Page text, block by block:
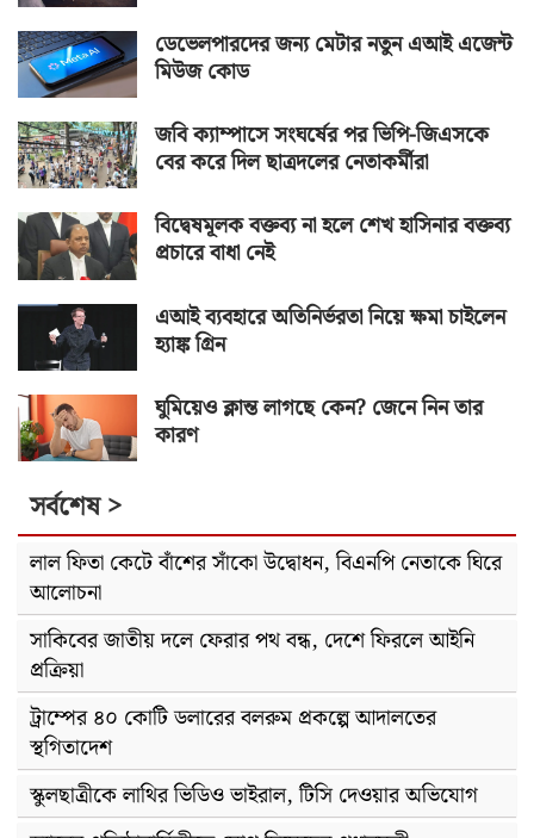
ডেভেলপারদের জন্য মেটার নতুন এআই এজেন্ট
মিউজ কোড
জবি ক্যাম্পাসে সংঘর্ষের পর ভিপি-জিএসকে
বের করে দিল ছাত্রদলের নেতাকর্মীরা
বিদ্বেষমূলক বক্তব্য না হলে শেখ হাসিনার বক্তব্য
প্রচারে বাধা নেই
এআই ব্যবহারে অতিনির্ভরতা নিয়ে ক্ষমা চাইলেন
হ্যাঙ্ক গ্রিন
ঘুমিয়েও ক্লান্ত লাগছে কেন? জেনে নিন তার
কারণ
সর্বশেষ >
লাল ফিতা কেটে বাঁশের সাঁকো উদ্বোধন, বিএনপি নেতাকে ঘিরে
আলোচনা
সাকিবের জাতীয় দলে ফেরার পথ বন্ধ, দেশে ফিরলে আইনি
প্রক্রিয়া
ট্রাম্পের ৪০ কোটি ডলারের বলরুম প্রকল্পে আদালতের
স্থগিতাদেশ
স্কুলছাত্রীকে লাথির ভিডিও ভাইরাল, টিসি দেওয়ার অভিযোগ